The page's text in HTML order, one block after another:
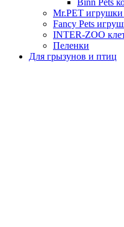
Mr.PET игрушки
Fancy Pets
INTER-ZOO
Пеленки
Для грызунов и птиц